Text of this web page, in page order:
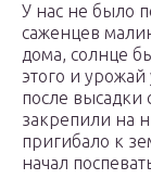
У нас не было
саженцев
дома, солнце
этого и
после высадки
закрепили на
пригибало к
начал